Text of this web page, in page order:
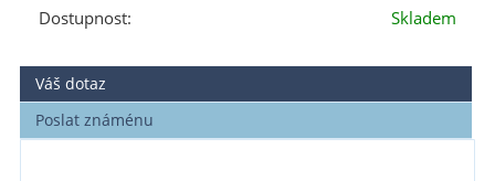
Dostupnost:
Skladem
Váš dotaz
Poslat známénu